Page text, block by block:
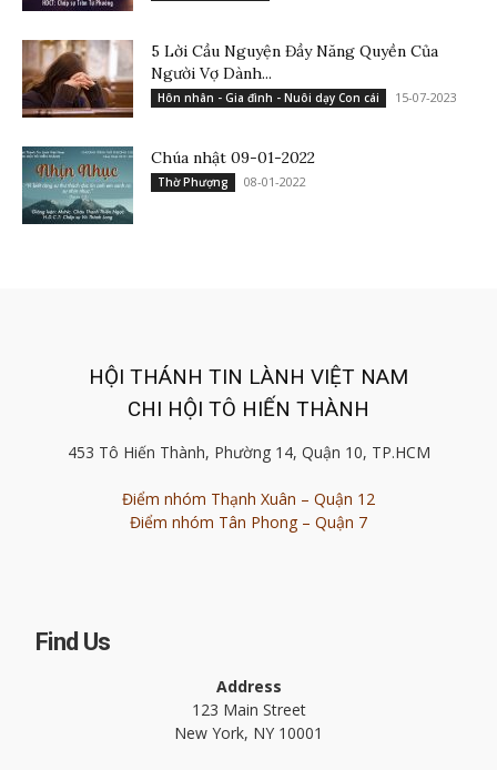
5 Lời Cầu Nguyện Đầy Năng Quyền Của
Người Vợ Dành...
Hôn nhân - Gia đình - Nuôi dạy Con cái 15-07-2023
Chúa nhật 09-01-2022
Thờ Phượng 08-01-2022
HỘI THÁNH TIN LÀNH VIỆT NAM
CHI HỘI TÔ HIẾN THÀNH
453 Tô Hiến Thành, Phường 14, Quận 10, TP.HCM
Điểm nhóm Thạnh Xuân – Quận 12
Điểm nhóm Tân Phong – Quận 7
Find Us
Address
123 Main Street
New York, NY 10001